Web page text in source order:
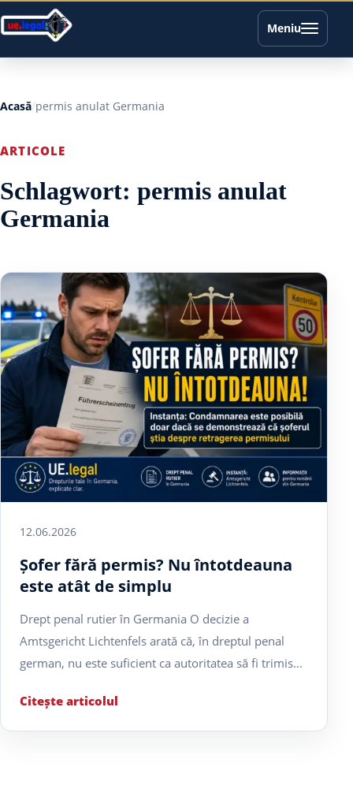
Meniu
Acasă permis anulat Germania
ARTICOLE
Schlagwort: permis anulat
Germania
12.06.2026
Șofer fără permis? Nu întotdeauna
este atât de simplu
Drept penal rutier în Germania O decizie a
Amtsgericht Lichtenfels arată că, în dreptul penal
german, nu este suficient ca autoritatea să fi trimis…
Citește articolul